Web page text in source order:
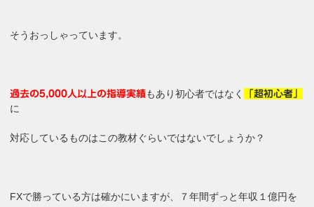
そうおっしゃっています。
過去の5,000人以上の指導実績もあり初心者ではなく 「超初心者
に
対応しているものはこの教材ぐらいではないでしょうか？
FXで勝っている方は確かにいますが、７年間ずっと年収１億円を